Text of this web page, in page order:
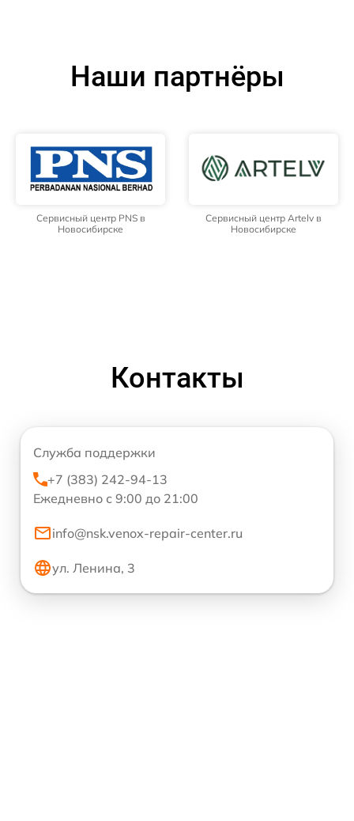
Наши партнёры
Сервисный центр PNS в
Новосибирске
Сервисный центр Artelv в
Новосибирске
Контакты
Служба поддержки
+7 (383) 242-94-13
Ежедневно с 9:00 до 21:00
info@nsk.venox-repair-center.ru
ул. Ленина, 3